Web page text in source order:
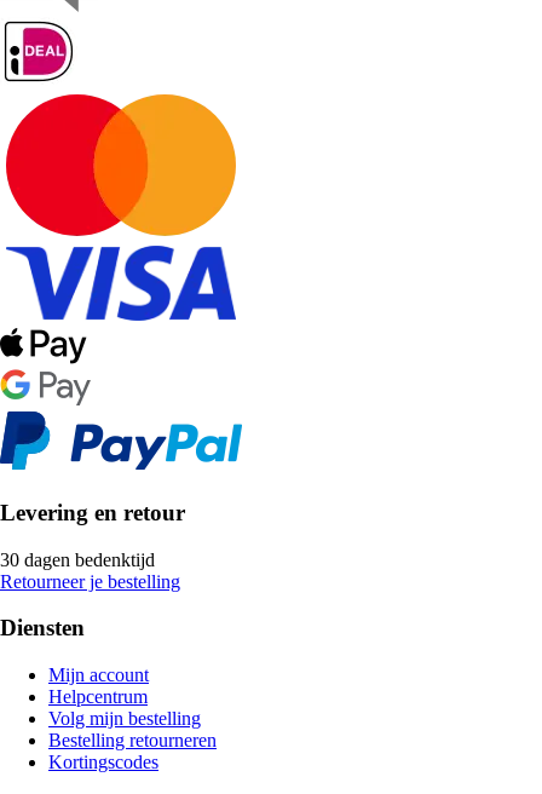
Levering en retour
30 dagen bedenktijd
Retourneer je bestelling
Diensten
Mijn account
Helpcentrum
Volg mijn bestelling
Bestelling retourneren
Kortingscodes